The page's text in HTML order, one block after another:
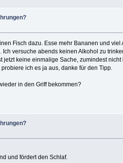
Fisch dazu. Esse mehr Bananen und
versuche abends keinen Alkohol zu
keine einmalige Sache, zumindest
ich es ja aus, danke für den Tipp.
in den Griff bekommen?
und fördert den Schlaf.